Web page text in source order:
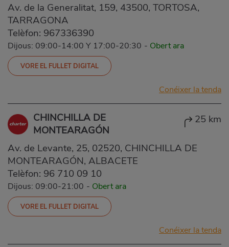
Av. de la Generalitat, 159, 43500, TORTOSA,
TARRAGONA
Telèfon: 967336390
Dijous: 09:00-14:00 Y 17:00-20:30 - Obert ara
VORE EL FULLET DIGITAL
Conéixer la tenda
CHINCHILLA DE
MONTEARAGÓN
25 km
Av. de Levante, 25, 02520, CHINCHILLA DE
MONTEARAGÓN, ALBACETE
Telèfon: 96 710 09 10
Dijous: 09:00-21:00 - Obert ara
VORE EL FULLET DIGITAL
Conéixer la tenda